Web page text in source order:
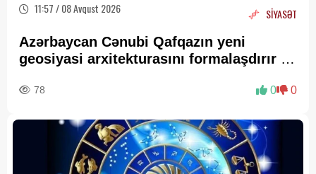
11:57 / 08 Avqust 2026 SİYASƏT
Azərbaycan Cənubi Qafqazın yeni
geosiyasi arxitekturasını formalaşdırır –
78 0 0